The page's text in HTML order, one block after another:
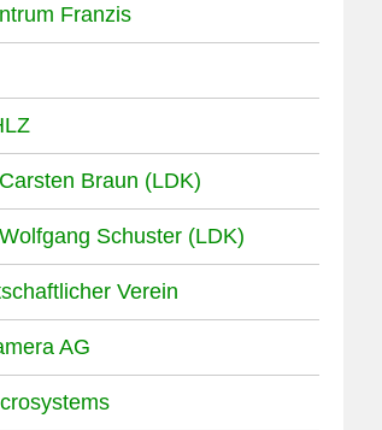
Franzis
Braun (LDK)
Schuster (LDK)
Verein
AG